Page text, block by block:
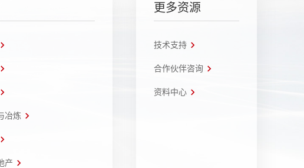
冶炼
产
更多资源
技术支持
合作伙伴咨询
资料中心